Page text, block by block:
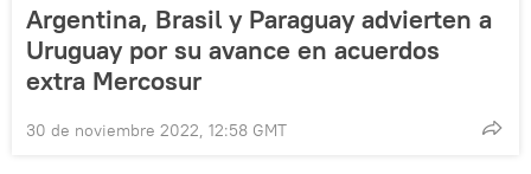
Argentina, Brasil y Paraguay advierten a
Uruguay por su avance en acuerdos
extra Mercosur
30 de noviembre 2022, 12:58 GMT